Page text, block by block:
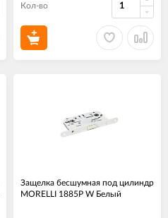
Кол-во
Защелка бесшумная под цилиндр
MORELLI 1885P W Белый